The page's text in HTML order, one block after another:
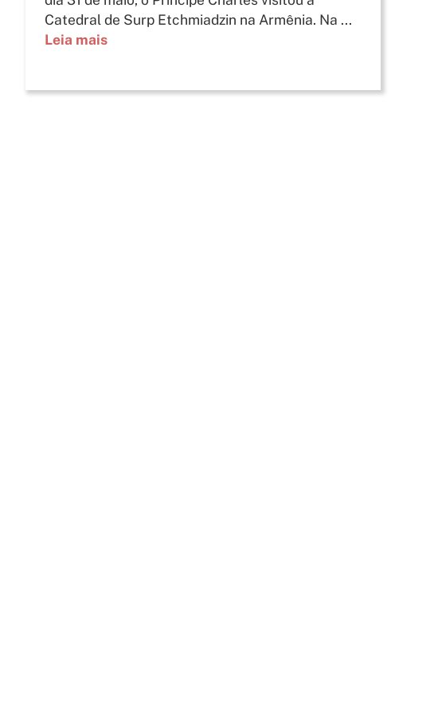
Catedral de Surp Etchmiadzin na Armênia. Na ...
Leia mais